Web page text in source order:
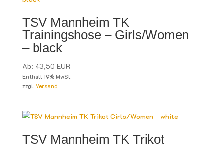
TSV Mannheim TK
Trainingshose – Girls/Women
– black
Ab: 43,50 EUR
Enthält 19% MwSt.
zzgl. Versand
TSV Mannheim TK Trikot